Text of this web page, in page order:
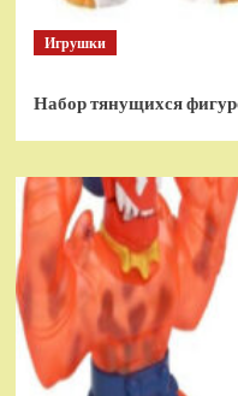
Игрушки
Набор тянущихся